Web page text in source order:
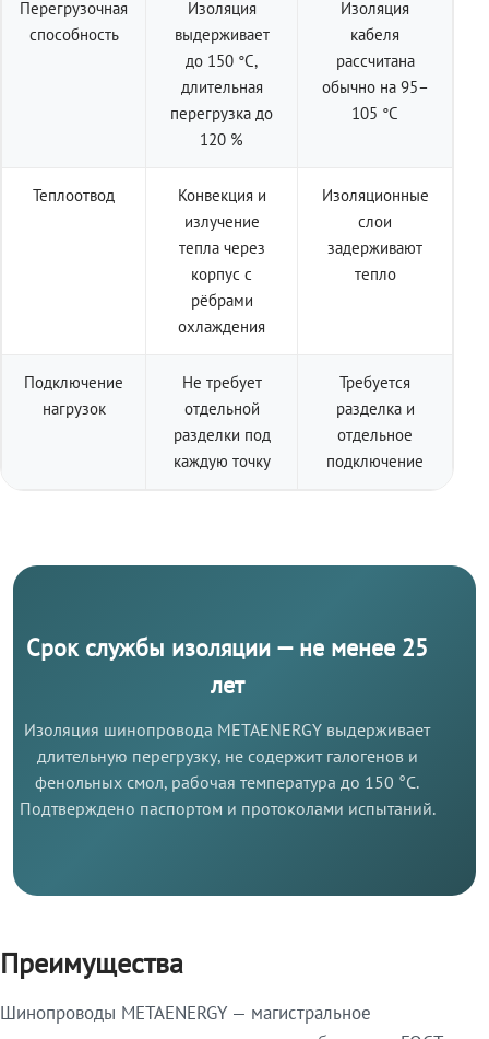
Перегрузочная
способность
Изоляция
выдерживает
до 150 °C,
длительная
перегрузка до
120 %
Изоляция
кабеля
рассчитана
обычно на 95–
105 °C
Теплоотвод
Конвекция и
излучение
тепла через
корпус с
рёбрами
охлаждения
Изоляционные
слои
задерживают
тепло
Подключение
нагрузок
Не требует
отдельной
разделки под
каждую точку
Требуется
разделка и
отдельное
подключение
Срок службы изоляции — не менее 25
лет
Изоляция шинопровода METAENERGY выдерживает
длительную перегрузку, не содержит галогенов и
фенольных смол, рабочая температура до 150 °C.
Подтверждено паспортом и протоколами испытаний.
Преимущества
Шинопроводы METAENERGY — магистральное